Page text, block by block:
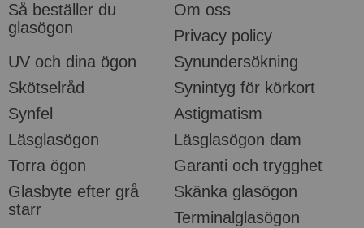
Så beställer du
glasögon
Om oss
Privacy policy
UV och dina ögon
Synundersökning
Skötselråd
Synintyg för körkort
Synfel
Astigmatism
Läsglasögon
Läsglasögon dam
Torra ögon
Garanti och trygghet
Glasbyte efter grå
starr
Skänka glasögon
Terminalglasögon